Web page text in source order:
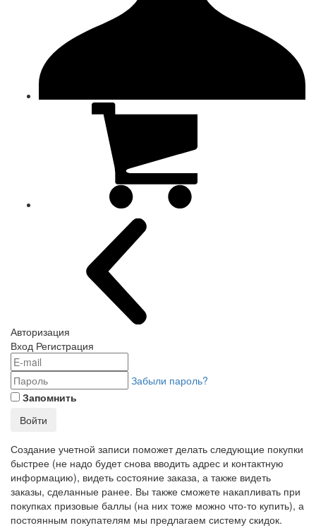
Авторизация
Вход Регистрация
Забыли пароль?
Запомнить
Войти
Создание учетной записи поможет делать следующие покупки
быстрее (не надо будет снова вводить адрес и контактную
информацию), видеть состояние заказа, а также видеть
заказы, сделанные ранее. Вы также сможете накапливать при
покупках призовые баллы (на них тоже можно что-то купить), а
постоянным покупателям мы предлагаем систему скидок.